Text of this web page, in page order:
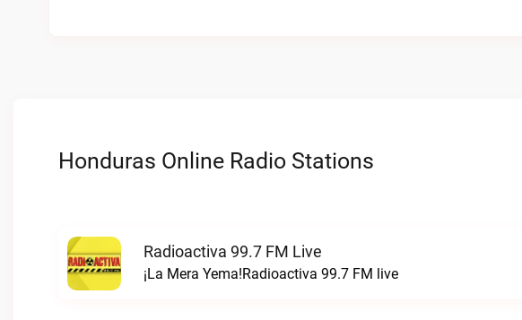
Honduras Online Radio Stations
Radioactiva 99.7 FM Live
¡La Mera Yema!Radioactiva 99.7 FM live